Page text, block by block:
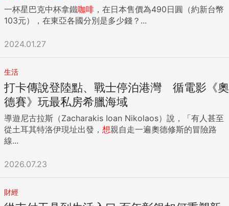
一杯星巴克中杯拿鐵咖啡 ，在日本售價為490日圓（約新台幣
103元），在東亞各國分別是多少錢？...
2024.01.27
生活
打卡傳說登陸點、戰士停泊港灣 循電影《奧
德賽》玩最私房希臘海域
導遊尼古拉斯（Zacharakis Ioan Nikolaos）說，「有人甚至
從土耳其特洛伊現址出發， 想親自走一遍奧德修斯的冒險路
線...
2026.07.23
財經